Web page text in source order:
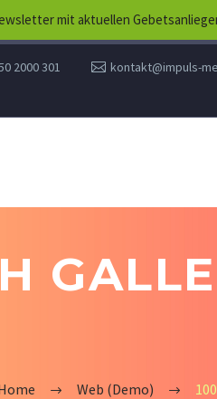
2000 301 kontakt@impuls-
Web (Demo)
mit aktuellen